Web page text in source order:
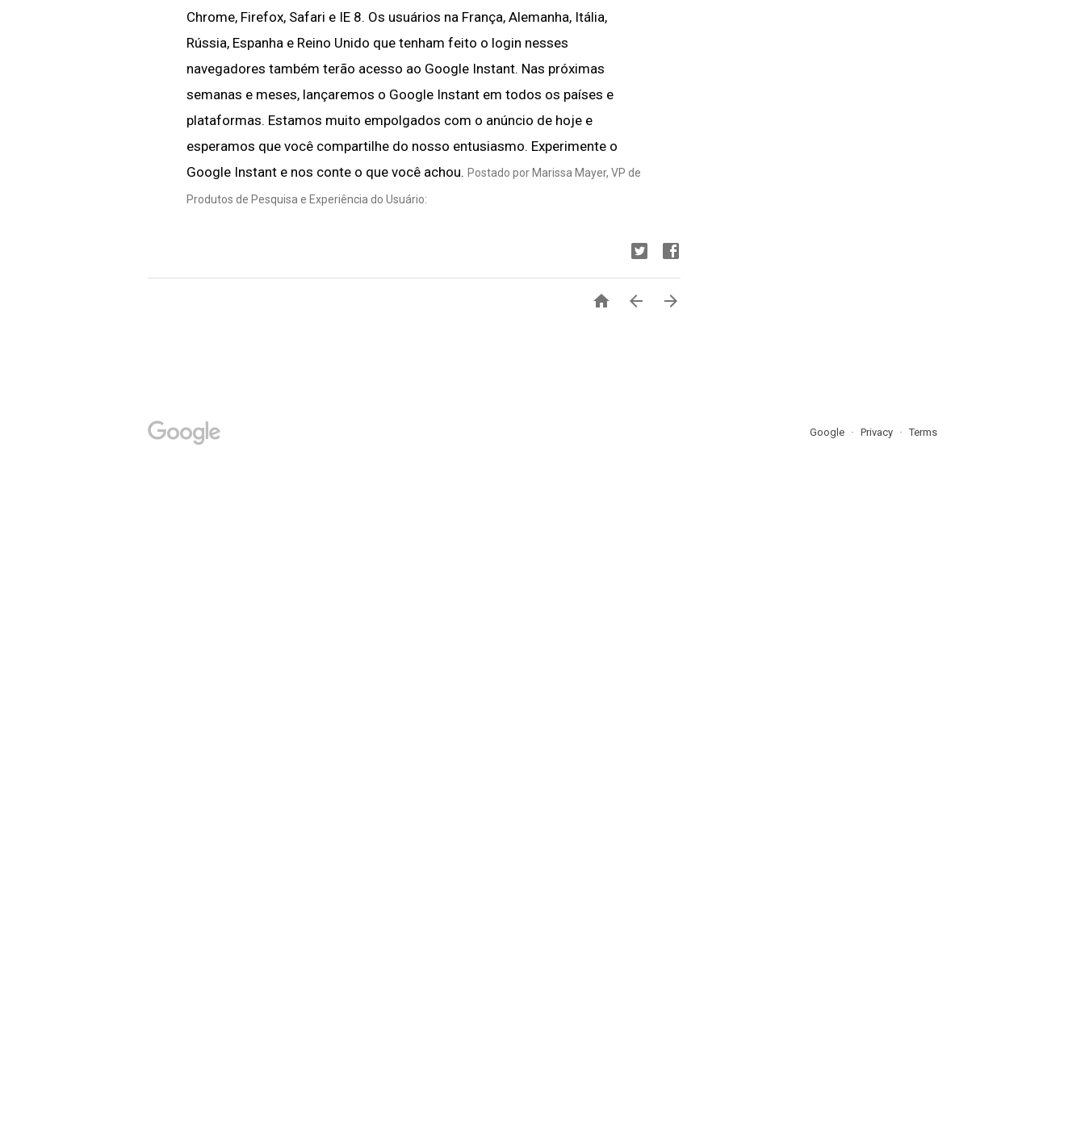
Chrome, Firefox, Safari e IE 8. Os usuários na França, Alemanha, Itália,
Rússia, Espanha e Reino Unido que tenham feito o login nesses
navegadores também terão acesso ao Google Instant. Nas próximas
semanas e meses, lançaremos o Google Instant em todos os países e
plataformas. Estamos muito empolgados com o anúncio de hoje e
esperamos que você compartilhe do nosso entusiasmo. Experimente o
Google Instant e nos conte o que você achou. Postado por Marissa Mayer, VP de
Produtos de Pesquisa e Experiência do Usuário:
  
Google Privacy Terms